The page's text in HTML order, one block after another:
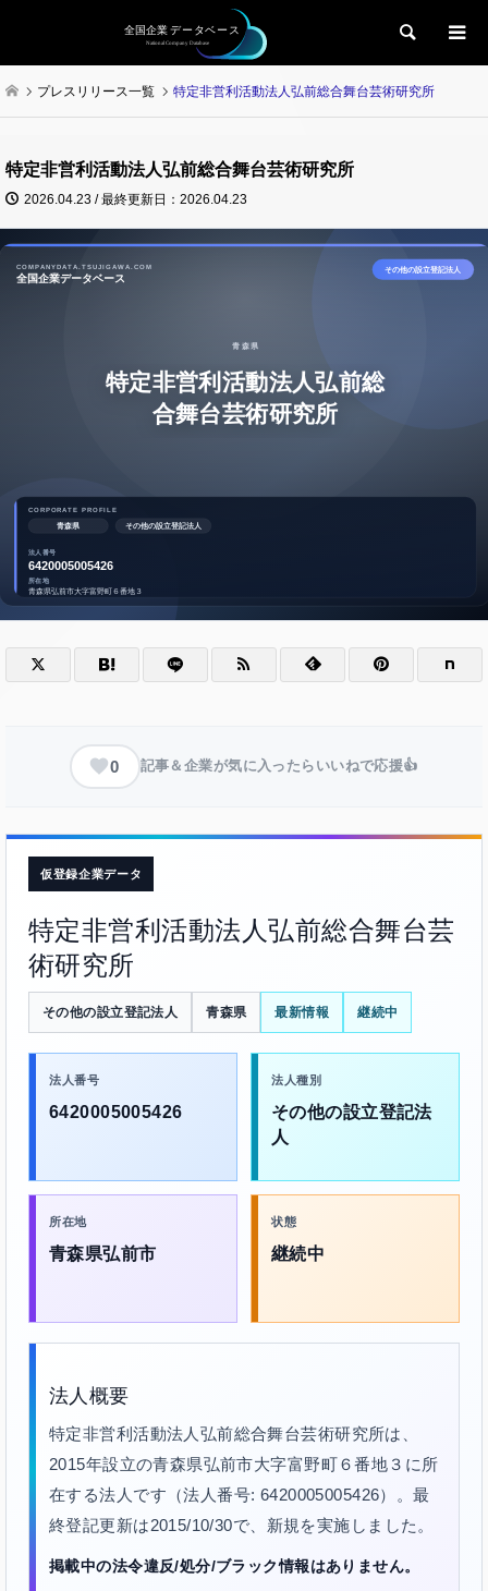
検索
プレスリリース一覧 特定非営利活動法人弘前総合舞台芸術研究所
特定非営利活動法人弘前総合舞台芸術研究所
2026.04.23 / 最終更新日：2026.04.23
0 記事＆企業が気に入ったらいいねで応援👍
仮登録企業データ
特定非営利活動法人弘前総合舞台芸
術研究所
その他の設立登記法人 青森県 最新情報 継続中
法人番号
6420005005426
法人種別
その他の設立登記法
人
所在地
青森県弘前市
状態
継続中
法人概要
特定非営利活動法人弘前総合舞台芸術研究所は、
2015年設立の青森県弘前市大字富野町６番地３に所
在する法人です（法人番号: 6420005005426）。最
終登記更新は2015/10/30で、新規を実施しました。
掲載中の法令違反/処分/ブラック情報はありません。